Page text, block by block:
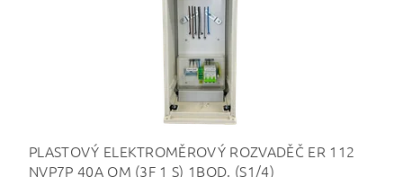
PLASTOVÝ ELEKTROMĚROVÝ ROZVADĚČ ER 112
NVP7P 40A QM (3F 1 S) 1BOD. (S1/4)